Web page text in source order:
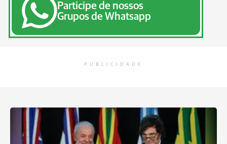
Participe de nossos
Grupos de Whatsapp
PUBLICIDADE